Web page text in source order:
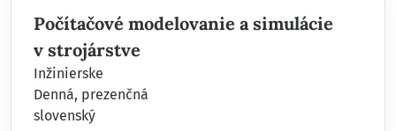
Počítačové modelovanie a simulácie
v strojárstve
Inžinierske
Denná, prezenčná
slovenský